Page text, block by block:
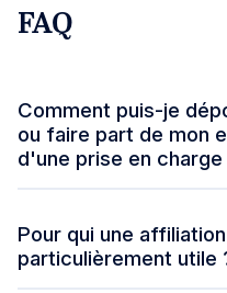
FAQ
Comment puis-je
ou faire part de mon
d'une prise en
Pour qui une
particulièrement utile